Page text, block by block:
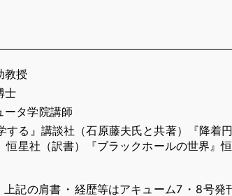
教授
士
ータ学院講師
する』講談社（石原藤夫氏と共著）『降着
恒星社（訳書）『ブラックホールの世界』
上記の肩書 ・ 経歴等はアキューム7 ・ 8号発